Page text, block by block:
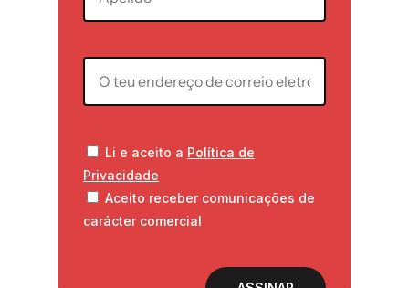
Li e aceito a Política de
Privacidade
Aceito receber comunicações de
carácter comercial